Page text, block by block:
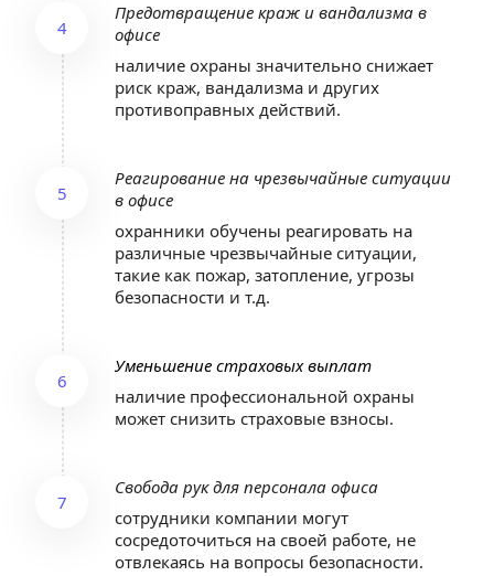
4
Предотвращение краж и вандализма в
офисе
наличие охраны значительно снижает
риск краж, вандализма и других
противоправных действий.
5
Реагирование на чрезвычайные ситуации
в офисе
охранники обучены реагировать на
различные чрезвычайные ситуации,
такие как пожар, затопление, угрозы
безопасности и т.д.
6
Уменьшение страховых выплат
наличие профессиональной охраны
может снизить страховые взносы.
7
Свобода рук для персонала офиса
сотрудники компании могут
сосредоточиться на своей работе, не
отвлекаясь на вопросы безопасности.